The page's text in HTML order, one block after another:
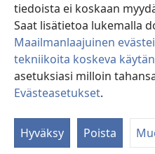
tiedoista ei koskaan
Saat lisätietoa lukemalla
Maailmanlaajuinen
tekniikoita koskeva
asetuksiasi milloin
Evästeasetukset.
Hyväksy Poista
Watchtower Library
Copyright© 2026 Watch Tower
KÄYTTÖEHDOT|